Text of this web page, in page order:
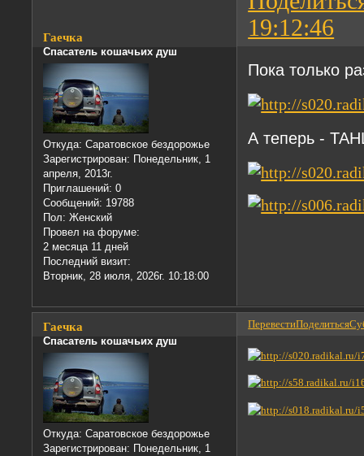
19:12:46
Гаечка
Спасатель кошачьих душ
Откуда: Саратовское бездорожье
Зарегистрирован: Понедельник, 1
апреля, 2013г.
Приглашений: 0
Сообщений: 19788
Пол: Женский
Провел на форуме:
2 месяца 11 дней
Последний визит:
Вторник, 28 июля, 2026г. 10:18:00
Пока только
А теперь -
ПеревестиПоделиться
Гаечка
Спасатель кошачьих душ
Откуда: Саратовское бездорожье
Зарегистрирован: Понедельник, 1